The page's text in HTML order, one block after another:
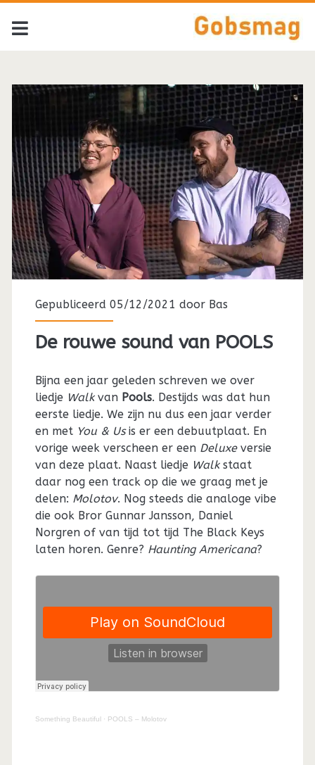
Tag:
<span>The
Black
Keys</span>
Gepubliceerd 05/12/2021 door Bas
De rouwe sound van POOLS
Bijna een jaar geleden schreven we over
liedje Walk van Pools. Destijds was dat hun
eerste liedje. We zijn nu dus een jaar verder
en met You & Usis er een debuutplaat. En
vorige week verscheen er een Deluxeversie
van deze plaat. Naast liedje Walkstaat
daar nog een track op die we graag met je
delen: Molotov. Nog steeds die analoge vibe
die ook Bror Gunnar Jansson, Daniel
Norgren of van tijd tot tijd The Black Keys
laten horen. Genre? Haunting Americana?
Something Beautiful· POOLS – Molotov